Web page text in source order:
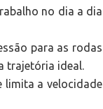
no dia a dia
para as rodas
trajetória ideal.
limita a velocidade